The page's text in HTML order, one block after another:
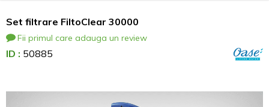
Set filtrare FiltoClear 30000
Fii primul care adauga un review
ID : 50885